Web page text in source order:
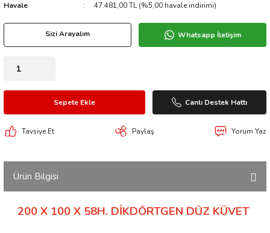
Havale
47.481,00 TL (%5,00 havale indirimi)
Sizi Arayalım Whatsapp İletişim
Sepete Ekle Canlı Destek Hattı
Tavsiye Et Paylaş Yorum Yaz
Ürün Bilgisi
200 X 100 X 58H. DİKDÖRTGEN DÜZ KÜVET